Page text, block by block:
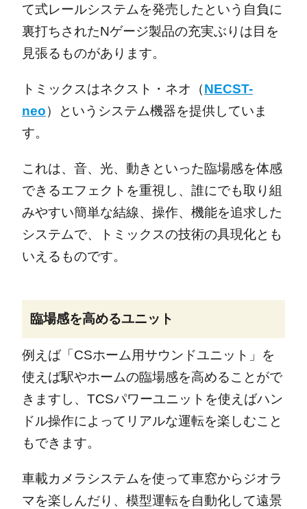
て式レールシステムを発売したという自負に
裏打ちされたNゲージ製品の充実ぶりは目を
見張るものがあります。
トミックスはネクスト・ネオ（NECST-
neo）というシステム機器を提供していま
す。
これは、音、光、動きといった臨場感を体感
できるエフェクトを重視し、誰にでも取り組
みやすい簡単な結線、操作、機能を追求した
システムで、トミックスの技術の具現化とも
いえるものです。
臨場感を高めるユニット
例えば「CSホーム用サウンドユニット」を
使えば駅やホームの臨場感を高めることがで
きますし、TCSパワーユニットを使えばハン
ドル操作によってリアルな運転を楽しむこと
もできます。
車載カメラシステムを使って車窓からジオラ
マを楽しんだり、模型運転を自動化して遠景